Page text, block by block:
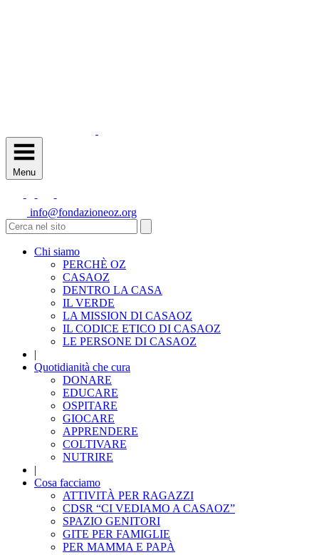
Menu
info@fondazioneoz.org
Chi siamo
PERCHÈ OZ
CASAOZ
DENTRO LA CASA
IL VERDE
LA MISSION DI CASAOZ
IL CODICE ETICO DI CASAOZ
LE PERSONE DI CASAOZ
|
Quotidianità che cura
DONARE
EDUCARE
OSPITARE
GIOCARE
APPRENDERE
COLTIVARE
NUTRIRE
|
Cosa facciamo
ATTIVITÀ PER RAGAZZI
CDSR “CI VEDIAMO A CASAOZ”
SPAZIO GENITORI
GITE PER FAMIGLIE
PER MAMMA E PAPÀ